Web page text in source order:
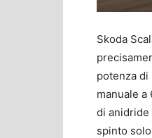
Skoda
potenza di
manuale
di anidride
spinto